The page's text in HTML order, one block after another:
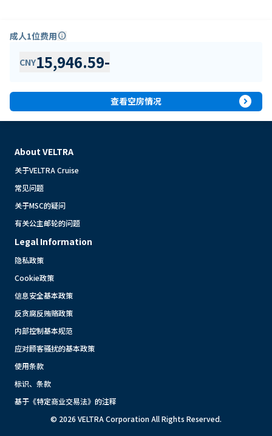
成人1位费用info
CNY15,946.59-
查看空房情况 expand_circle_right
About VELTRA
关于VELTRA Cruise
常见问题
关于MSC的疑问
有关公主邮轮的问题
Legal Information
隐私政策
Cookie政策
信息安全基本政策
反贪腐反贿赂政策
内部控制基本规范
应对顾客骚扰的基本政策
使用条款
标识、条款
基于《特定商业交易法》的注释
© 2026 VELTRA Corporation All Rights Reserved.